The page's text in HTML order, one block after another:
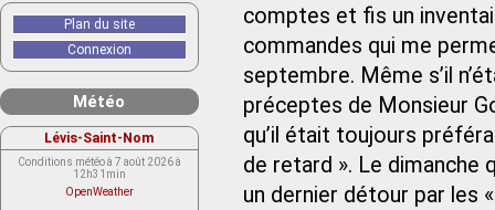
comptes et fis un
commandes qui me
septembre. Même s’il
préceptes de Monsieur
qu’il était toujours
de retard ». Le dimanche
un dernier détour par les
Plan du site
Connexion
Météo
Lévis-Saint-Nom
Conditions météo à 7 août 2026 à
12h31min
OpenWeather